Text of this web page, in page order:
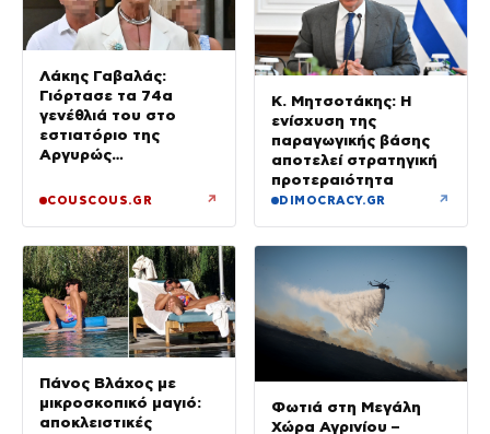
Λάκης Γαβαλάς:
Γιόρτασε τα 74α
γενέθλιά του στο
εστιατόριο της
Αργυρώς
αγαπημένους φίλους
COUSCOUS.GR ↗
Κ. Μητσοτάκης: Η
ενίσχυση της
παραγωγικής βάσης
αποτελεί στρατηγική
προτεραιότητα
DIMOCRACY.GR ↗
Πάνος Βλάχος με
μικροσκοπικό μαγιό:
αποκλειστικές
Φωτιά στη Μεγάλη
Χώρα Αγρινίου –